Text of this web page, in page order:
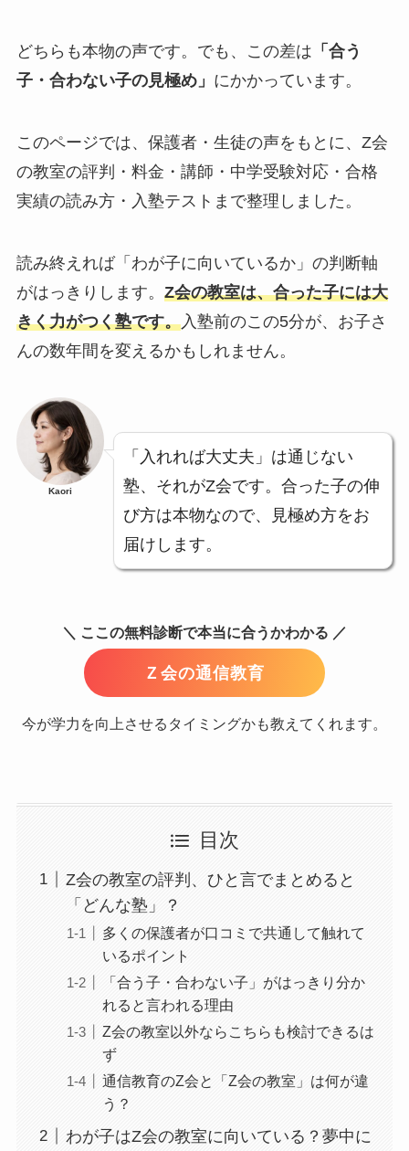
どちらも本物の声です。でも、この差は 「合う
子・合わない子の見極め」 にかかっています。
このページでは、保護者・生徒の声をもとに、Z会
の教室の評判・料金・講師・中学受験対応・合格
実績の読み方・入塾テストまで整理しました。
読み終えれば「わが子に向いているか」の判断軸
がはっきりします。 Z会の教室は、合った子には大
きく力がつく塾です。入塾前のこの5分が、お子さ
んの数年間を変えるかもしれません。
Kaori
「入れれば大丈夫」は通じない
塾、それがZ会です。合った子の伸
び方は本物なので、見極め方をお
届けします。
＼ ここの無料診断で本当に合うかわかる ／
Ｚ会の通信教育
今が学力を向上させるタイミングかも教えてくれます。
目次
Z会の教室の評判、ひと言でまとめると
「どんな塾」？
多くの保護者が口コミで共通して触れて
いるポイント
「合う子・合わない子」がはっきり分か
れると言われる理由
Z会の教室以外ならこちらも検討できるは
ず
通信教育のZ会と「Z会の教室」は何が違
う？
わが子はZ会の教室に向いている？夢中に